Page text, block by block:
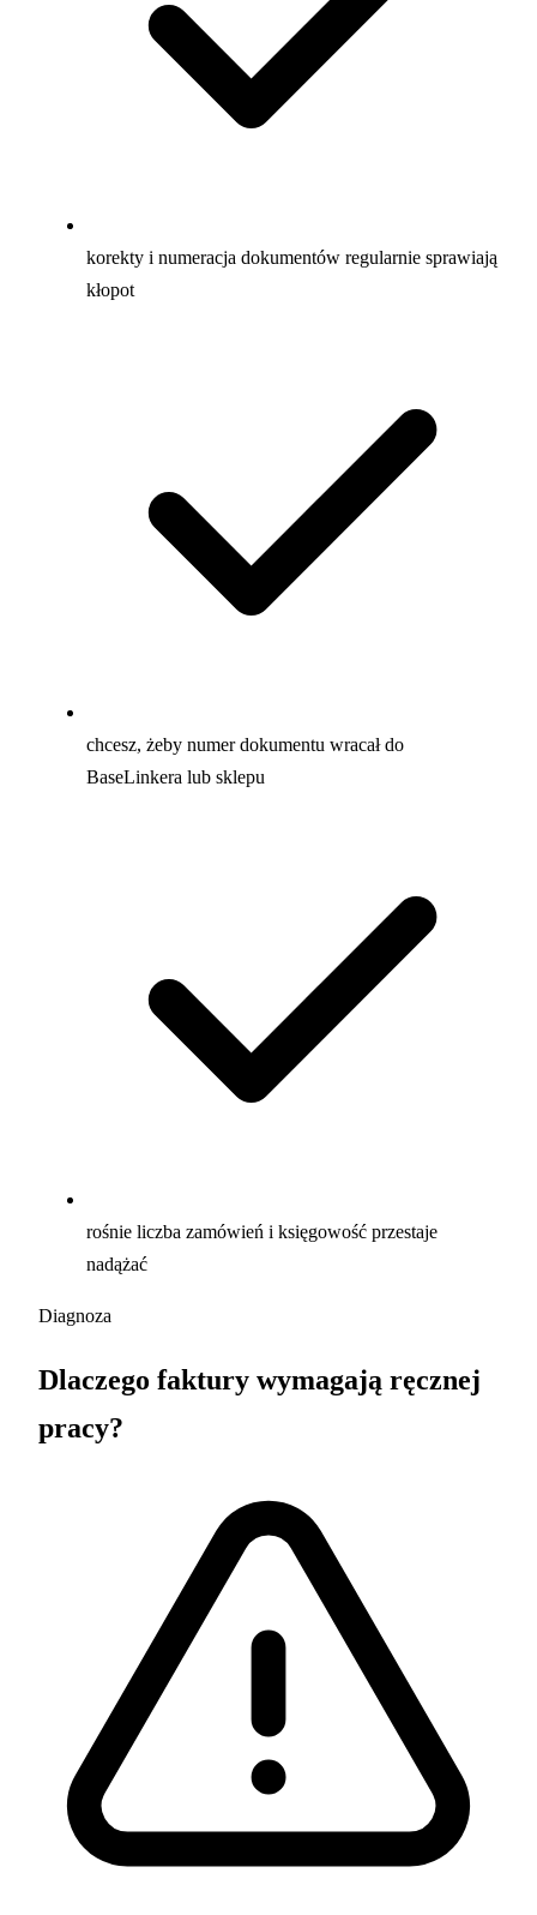
korekty i numeracja dokumentów regularnie sprawiają
kłopot
chcesz, żeby numer dokumentu wracał do
BaseLinkera lub sklepu
rośnie liczba zamówień i księgowość przestaje
nadążać
Diagnoza
Dlaczego faktury wymagają ręcznej
pracy?